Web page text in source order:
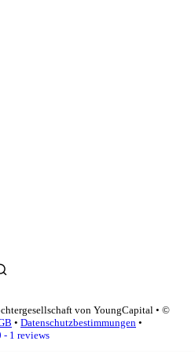
von YoungCapital • ©
• Datenschutzbestimmungen •
- 1 reviews